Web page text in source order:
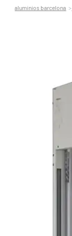
aluminios barcelona